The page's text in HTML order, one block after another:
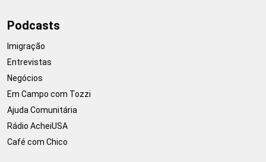
Podcasts
Imigração
Entrevistas
Negócios
Em Campo com Tozzi
Ajuda Comunitária
Rádio AcheiUSA
Café com Chico